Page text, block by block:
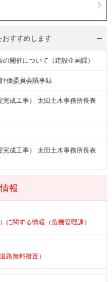
報
に関する情報（危機管理課）
路無料措置）
おすすめします
開催について（建設企画課）
価委員会議事録
成工事） 太田土木事務所長表
成工事） 太田土木事務所長表